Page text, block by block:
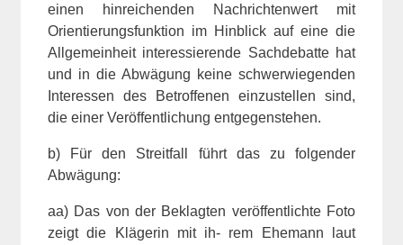
einen hinreichenden Nachrichtenwert mit
Orientierungsfunktion im Hinblick auf eine die
Allgemeinheit interessierende Sachdebatte hat
und in die Abwägung keine schwerwiegenden
Interessen des Betroffenen einzustellen sind,
die einer Veröffentlichung entgegenstehen.
b) Für den Streitfall führt das zu folgender
Abwägung:
aa) Das von der Beklagten veröffentlichte Foto
zeigt die Klägerin mit ih- rem Ehemann laut